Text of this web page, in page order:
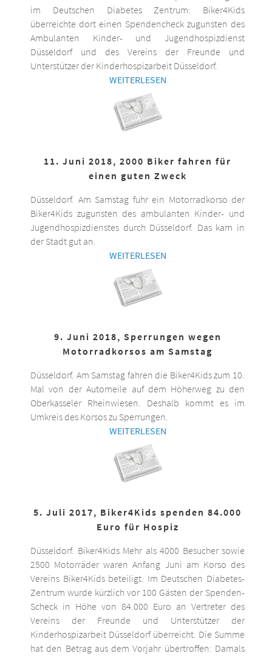
im Deutschen Diabetes Zentrum: Biker4Kids
überreichte dort einen Spendencheck zugunsten des
Ambulanten Kinder- und Jugendhospizdienst
Düsseldorf und des Vereins der Freunde und
Unterstützer der Kinderhospizarbeit Düsseldorf.
WEITERLESEN
11. Juni 2018, 2000 Biker fahren für
einen guten Zweck
Düsseldorf. Am Samstag fuhr ein Motorradkorso der
Biker4Kids zugunsten des ambulanten Kinder- und
Jugendhospizdienstes durch Düsseldorf. Das kam in
der Stadt gut an.
WEITERLESEN
9. Juni 2018, Sperrungen wegen
Motorradkorsos am Samstag
Düsseldorf. Am Samstag fahren die Biker4Kids zum 10.
Mal von der Automeile auf dem Höherweg zu den
Oberkasseler Rheinwiesen. Deshalb kommt es im
Umkreis des Korsos zu Sperrungen.
WEITERLESEN
5. Juli 2017, Biker4Kids spenden 84.000
Euro für Hospiz
Düsseldorf. Biker4Kids Mehr als 4000 Besucher sowie
2500 Motorräder waren Anfang Juni am Korso des
Vereins Biker4Kids beteiligt. Im Deutschen Diabetes-
Zentrum wurde kürzlich vor 100 Gästen der Spenden-
Scheck in Höhe von 84.000 Euro an Vertreter des
Vereins der Freunde und Unterstützer der
Kinderhospizarbeit Düsseldorf überreicht. Die Summe
hat den Betrag aus dem Vorjahr übertroffen: Damals